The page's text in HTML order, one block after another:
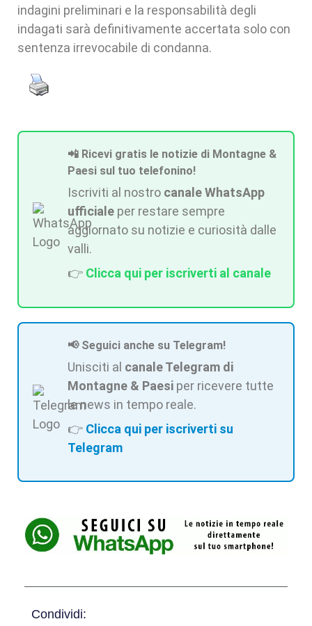
indagini preliminari e la responsabilità degli
indagati sarà definitivamente accertata solo con
sentenza irrevocabile di condanna.
📲 Ricevi gratis le notizie di Montagne &
Paesi sul tuo telefonino!
Iscriviti al nostro canale WhatsApp
ufficiale per restare sempre
aggiornato su notizie e curiosità dalle
valli.
👉 Clicca qui per iscriverti al canale
📢 Seguici anche su Telegram!
Unisciti al canale Telegram di
Montagne & Paesi per ricevere tutte
le news in tempo reale.
👉 Clicca qui per iscriverti su
Telegram
Condividi: